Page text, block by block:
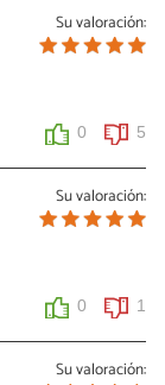
Su valoración:
0 5
Su valoración:
0 1
Su valoración: